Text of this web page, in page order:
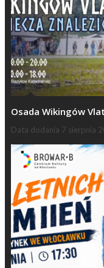
Osada Wikingów
Data dodania 7 sierpnia